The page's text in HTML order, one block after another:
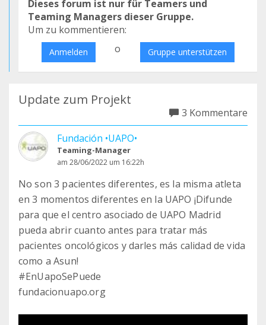
Dieses forum ist nur für Teamers und
Teaming Managers dieser Gruppe.
Um zu kommentieren:
Anmelden o Gruppe unterstützen
Update zum Projekt
3 Kommentare
Fundación •UAPO•
Teaming-Manager
am 28/06/2022 um 16:22h
No son 3 pacientes diferentes, es la misma atleta
en 3 momentos diferentes en la UAPO ¡Difunde
para que el centro asociado de UAPO Madrid
pueda abrir cuanto antes para tratar más
pacientes oncológicos y darles más calidad de vida
como a Asun!
#EnUapoSePuede
fundacionuapo.org